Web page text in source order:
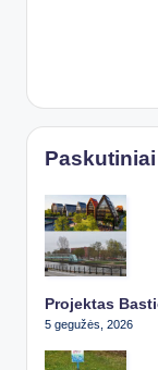
Projektas
5 gegužės, 2026